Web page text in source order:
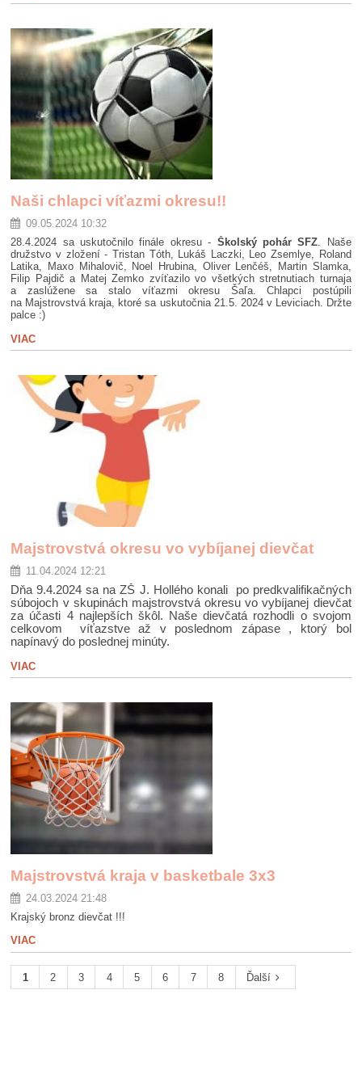
Naši chlapci víťazmi okresu!!
09.05.2024 10:32
28.4.2024 sa uskutočnilo finále okresu - Školský pohár SFZ. Naše
družstvo v zložení - Tristan Tóth, Lukáš Laczki, Leo Zsemlye, Roland
Latika, Maxo Mihalovič, Noel Hrubina, Oliver Lenčéš, Martin Slamka,
Filip Pajdič a Matej Zemko zvíťazilo vo všetkých stretnutiach turnaja
a zaslúžene sa stalo víťazmi okresu Šaľa. Chlapci postúpili
na Majstrovstvá kraja, ktoré sa uskutočnia 21.5. 2024 v Leviciach. Držte
palce :)
VIAC
Majstrovstvá okresu vo vybíjanej dievčat
11.04.2024 12:21
Dňa 9.4.2024 sa na ZŠ J. Hollého konali po predkvalifikačných
súbojoch v skupinách majstrovstvá okresu vo vybíjanej dievčat
za účasti 4 najlepších škôl.
Naše dievčatá rozhodli o svojom
celkovom víťazstve až v poslednom zápase , ktorý bol
napínavý do poslednej minúty.
VIAC
Majstrovstvá kraja v basketbale 3x3
24.03.2024 21:48
Krajský bronz dievčat !!!
VIAC
1 2 3 4 5 6 7 8 Ďalší